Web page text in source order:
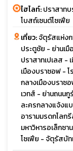
ไฮไลท์:ปราสาท
โบสถ์เซนต์โซเฟีย
เที่ยว:จัตุรัสแห่งก
ประตูชัย - ย่านเ
ปราสาทเปเลส -
เมืองบราซอฟ - โ
กลางเมืองบราซ
เวทส์ - ย่านถนน
ละครกลางแจ้งแ
อารามมรดกโลก
มหาวิหารอเล็กซ
โซเฟีย - จัตุรัสบัท